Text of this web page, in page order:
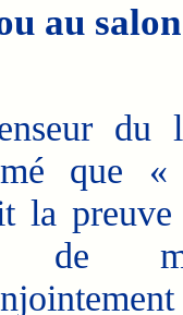
au
du
que «
la
de